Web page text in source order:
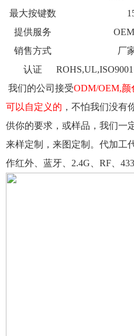
最大按键数
提供服务
销售方式
厂
认证
我们的公司接受ODM/OEM,颜
可以自定义的 ，不怕我们没有
供你的要求，或样品，我们一
来样定制，来图定制。代加工
作红外、蓝牙、 2.4G、RF、